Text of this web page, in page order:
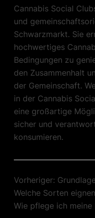
Cannabis Social
und
Schwarzmarkt. Sie
hochwertiges
Bedingungen zu
den Zusammenhalt
der Gemeinschaft.
in der Cannabis
eine großartige
sicher und
konsumieren.
Vorheriger:
Welche Sorten
Wie pflege ich meine